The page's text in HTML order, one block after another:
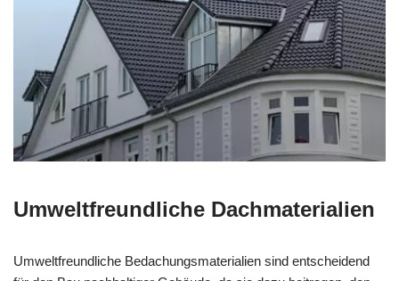
Umweltfreundliche Dachmaterialien
Umweltfreundliche Bedachungsmaterialien sind entscheidend